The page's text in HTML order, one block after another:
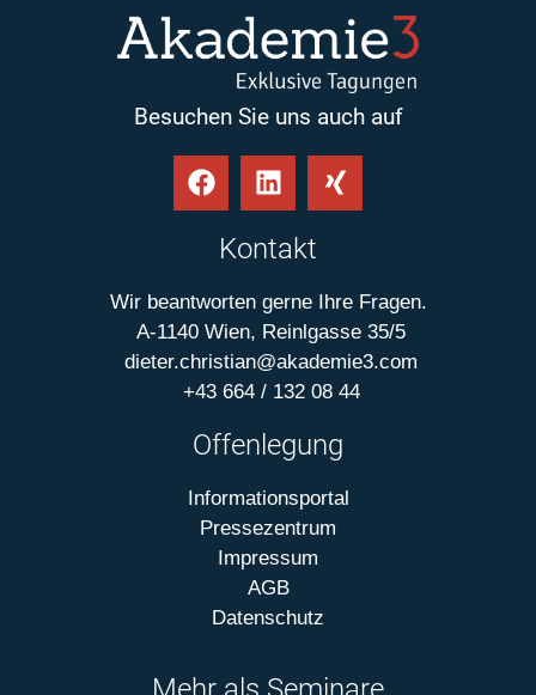
Besuchen Sie uns auch auf
Kontakt
Wir beantworten gerne Ihre Fragen.
A-1140 Wien, Reinlgasse 35/5
dieter.christian@akademie3.com
+43 664 / 132 08 44
Offenlegung
Informationsportal
Pressezentrum
Impressum
AGB
Datenschutz